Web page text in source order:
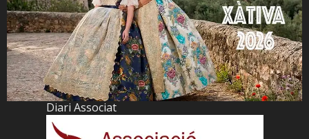
Diari Associat